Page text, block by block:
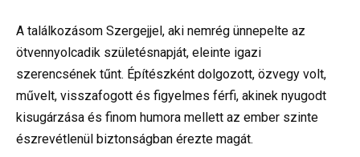
A találkozásom Szergejjel, aki nemrég ünnepelte az
ötvennyolcadik születésnapját, eleinte igazi
szerencsének tűnt. Építészként dolgozott, özvegy volt,
művelt, visszafogott és figyelmes férfi, akinek nyugodt
kisugárzása és finom humora mellett az ember szinte
észrevétlenül biztonságban érezte magát.